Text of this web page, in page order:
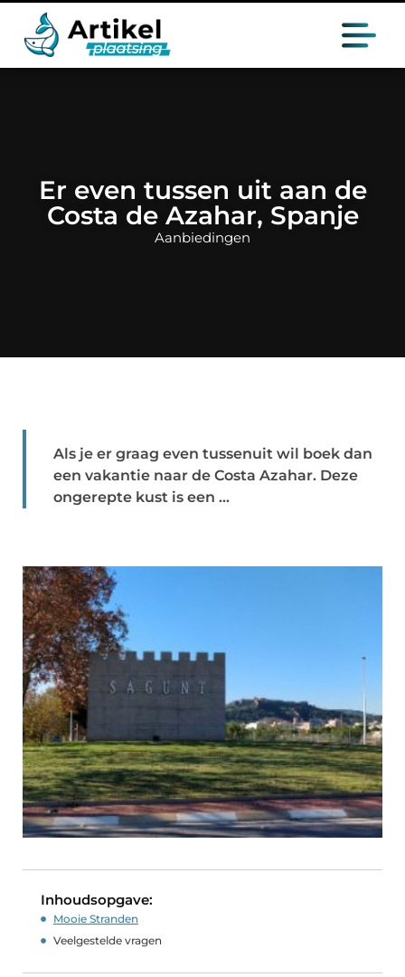
Er even tussen uit aan de
Costa de Azahar, Spanje
Aanbiedingen
Als je er graag even tussenuit wil boek dan
een vakantie naar de Costa Azahar. Deze
ongerepte kust is een ...
Inhoudsopgave:
Mooie Stranden
Veelgestelde vragen